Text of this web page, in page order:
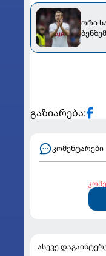
ორი
გაზიარება:
კომენტარები
ასევე